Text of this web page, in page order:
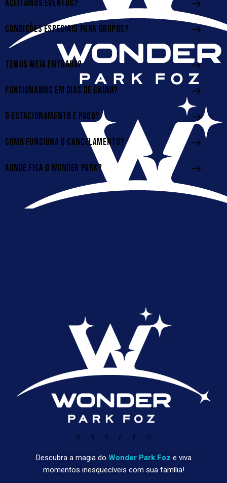
ACEITAMOS EVENTOS?
CONDIÇÕES ESPECIAIS PARA GRUPOS?
TEMOS MEIA ENTRADA?
FUNCIONAMOS EM DIAS DE CHUVA?
O ESTACIONAMENTO É PAGO?
COMO FUNCIONA O CANCELAMENTO?
AONDE FICA O WONDER PARK?
Descubra a magia do Wonder Park Foz e viva
momentos inesquecíveis com sua família!